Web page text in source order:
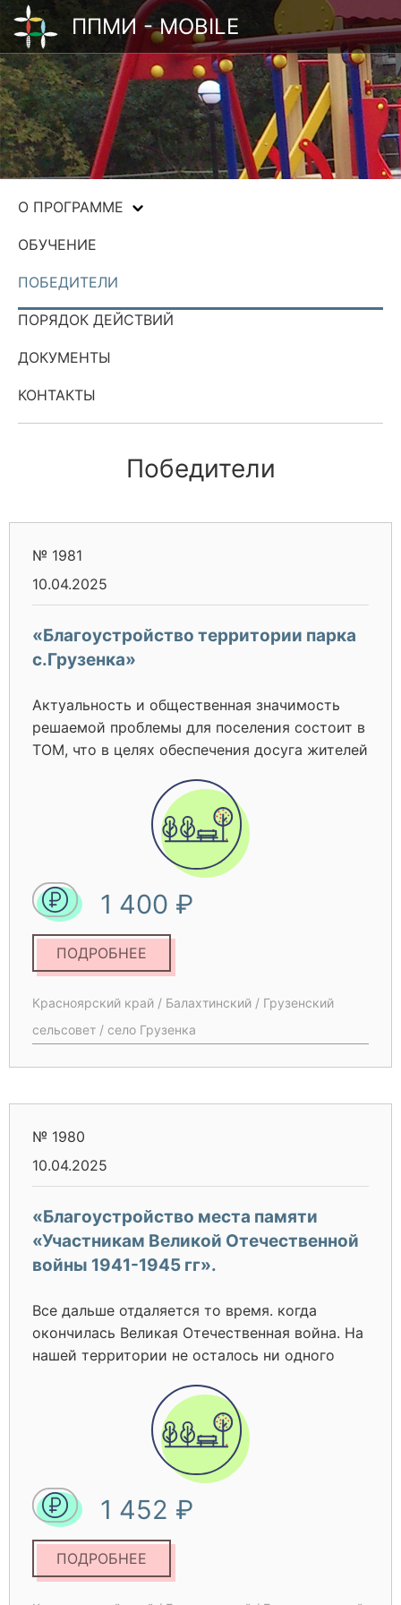
ППМИ - MOBILE
О ПРОГРАММЕ
ОБУЧЕНИЕ
ПОБЕДИТЕЛИ
ПОРЯДОК ДЕЙСТВИЙ
ДОКУМЕНТЫ
КОНТАКТЫ
Победители
№ 1981
10.04.2025
«Благоустройство территории парка
с.Грузенка»
Актуальность и общественная значимость
решаемой проблемы для поселения состоит в
TOM, что в целях обеспечения досуга жителей
напряженности, вызванной отсутствием
вариантов проведения свободного времени,
необходимо реализовывать на территории
села проект по созданию парковой зоны
отдыха, которая позволит обеспечивать
комфортные условия для всех жителей села.
1 400 ₽
ПОДРОБНЕЕ
Красноярский край / Балахтинский / Грузенский
сельсовет / село Грузенка
№ 1980
10.04.2025
«Благоустройство места памяти
«Участникам Великой Отечественной
войны 1941-1945 гг».
Все дальше отдаляется то время. когда
окончилась Великая Отечественная война. На
нашей территории не осталось ни одного
посвященный людям, погибшим в годы
Великой Отечественной войны, напоминает
ныне живущим O той цене, что заплатила
наша страна за мир на земле. Нынешнее
поколение должно быть достойно памяти
павших. Очень хотелось бы, чтобы слова
претворялись B жизнь. Надо отдавать дань
уважения ныне живущим, но свято чтить
память тех, KTO погиб, защищая мирную
1 452 ₽
ПОДРОБНЕЕ